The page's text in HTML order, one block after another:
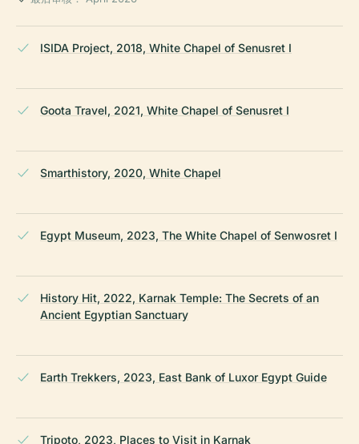
ISIDA Project, 2018, White Chapel of Senusret I
Goota Travel, 2021, White Chapel of Senusret I
Smarthistory, 2020, White Chapel
Egypt Museum, 2023, The White Chapel of Senwosret I
History Hit, 2022, Karnak Temple: The Secrets of an
Ancient Egyptian Sanctuary
Earth Trekkers, 2023, East Bank of Luxor Egypt Guide
Tripoto, 2023, Places to Visit in Karnak